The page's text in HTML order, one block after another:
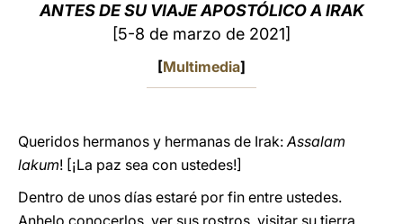
LATINE
ANTES DE SU VIAJE APOSTÓLICO A IRAK
[5-8 de marzo de 2021]
[Multimedia]
Queridos hermanos y hermanas de Irak:Assalam
lakum! [¡La paz sea con ustedes!]
Dentro de unos días estaré por fin entre ustedes.
Anhelo conocerlos, ver sus rostros, visitar su tierra,